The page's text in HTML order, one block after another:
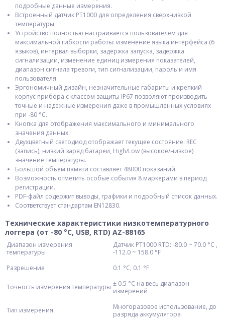
подробные данные измерения.
Встроенный датчик PT1000 для определения сверхнизкой
температуры.
Устройство полностью настраивается пользователем для
максимальной гибкости работы: изменение языка интерфейса (6
языков), интервал выборки, задержка запуска, задержка
сигнализации, изменение единиц измерения показателей,
диапазон сигнала тревоги, тип сигнализации, пароль и имя
пользователя.
Эргономичный дизайн, незначительные габариты и крепкий
корпус прибора с классом защиты IP67 позволяют производить
точные и надежные измерения даже в промышленных условиях
при -80 °С.
Кнопка для отображения максимального и минимального
значения данных.
Двухцветный светодиод отображает текущее состояние: REC
(запись), низкий заряд батареи, High/Low (высокое/низкое)
значение температуры.
Большой объем памяти составляет 48000 показаний.
Возможность отметить особые события 8 маркерами в период
регистрации.
PDF-файл содержит выводы, графики и подробный список данных.
Соответствует стандартам EN12830.
Технические характеристики низкотемпературного
логгера (от -80 °С, USB, RTD) AZ-88165
Диапазон измерения
температуры
Датчик PT1000 RTD: -80.0 ~ 70.0 °C ,
-112.0 ~ 158.0 °F
Разрешение
0.1 °C, 0.1 °F
Точность измерения температуры ± 0.5 °C на весь диапазон
измерений
Тип измерения
Многоразовое использование, до
разряда аккумулятора